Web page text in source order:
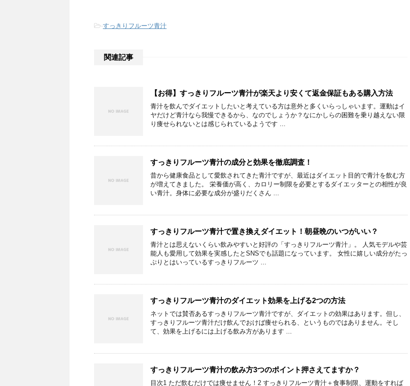
-すっきりフルーツ青汁
関連記事
【お得】すっきりフルーツ青汁が楽天より安くて返金保証もある購入方法
青汁を飲んでダイエットしたいと考えている方は意外と多くいらっしゃいます。運動はイ
ヤだけど青汁なら我慢できるから、なのでしょうか？なにかしらの困難を乗り越えない限
り痩せられないとは感じられているようです ...
すっきりフルーツ青汁の成分と効果を徹底調査！
昔から健康食品として愛飲されてきた青汁ですが、最近はダイエット目的で青汁を飲む方
が増えてきました。 栄養価が高く、カロリー制限を必要とするダイエッターとの相性が良
い青汁。身体に必要な成分が盛りだくさん ...
すっきりフルーツ青汁で置き換えダイエット！朝昼晩のいつがいい？
青汁とは思えないくらい飲みやすいと好評の「すっきりフルーツ青汁」。 人気モデルや芸
能人も愛用して効果を実感したとSNSでも話題になっています。 女性に嬉しい成分がたっ
ぷりとはいっているすっきりフルーツ ...
すっきりフルーツ青汁のダイエット効果を上げる2つの方法
ネットでは賛否あるすっきりフルーツ青汁ですが、ダイエットの効果はあります。但し、
すっきりフルーツ青汁だけ飲んでおけば痩せられる、というものではありません。そし
て、効果を上げるには上げる飲み方があります ...
すっきりフルーツ青汁の飲み方3つのポイント押さえてますか？
目次1 ただ飲むだけでは痩せません！2 すっきりフルーツ青汁＋食事制限、運動をすれば